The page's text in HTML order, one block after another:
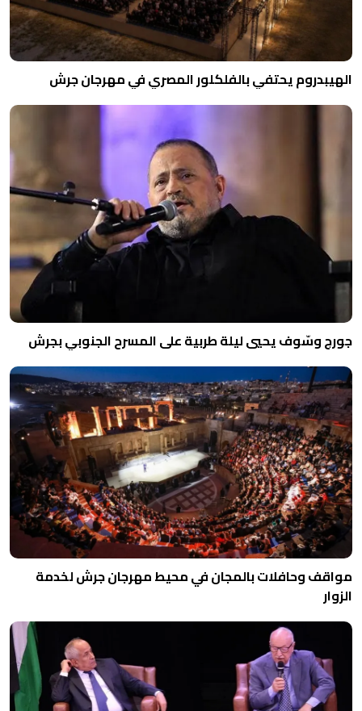
الهيبدروم يحتفي بالفلكلور المصري في مهرجان جرش
جورج وسّوف يحيي ليلة طربية على المسرح الجنوبي بجرش
مواقف وحافلات بالمجان في محيط مهرجان جرش لخدمة
الزوار